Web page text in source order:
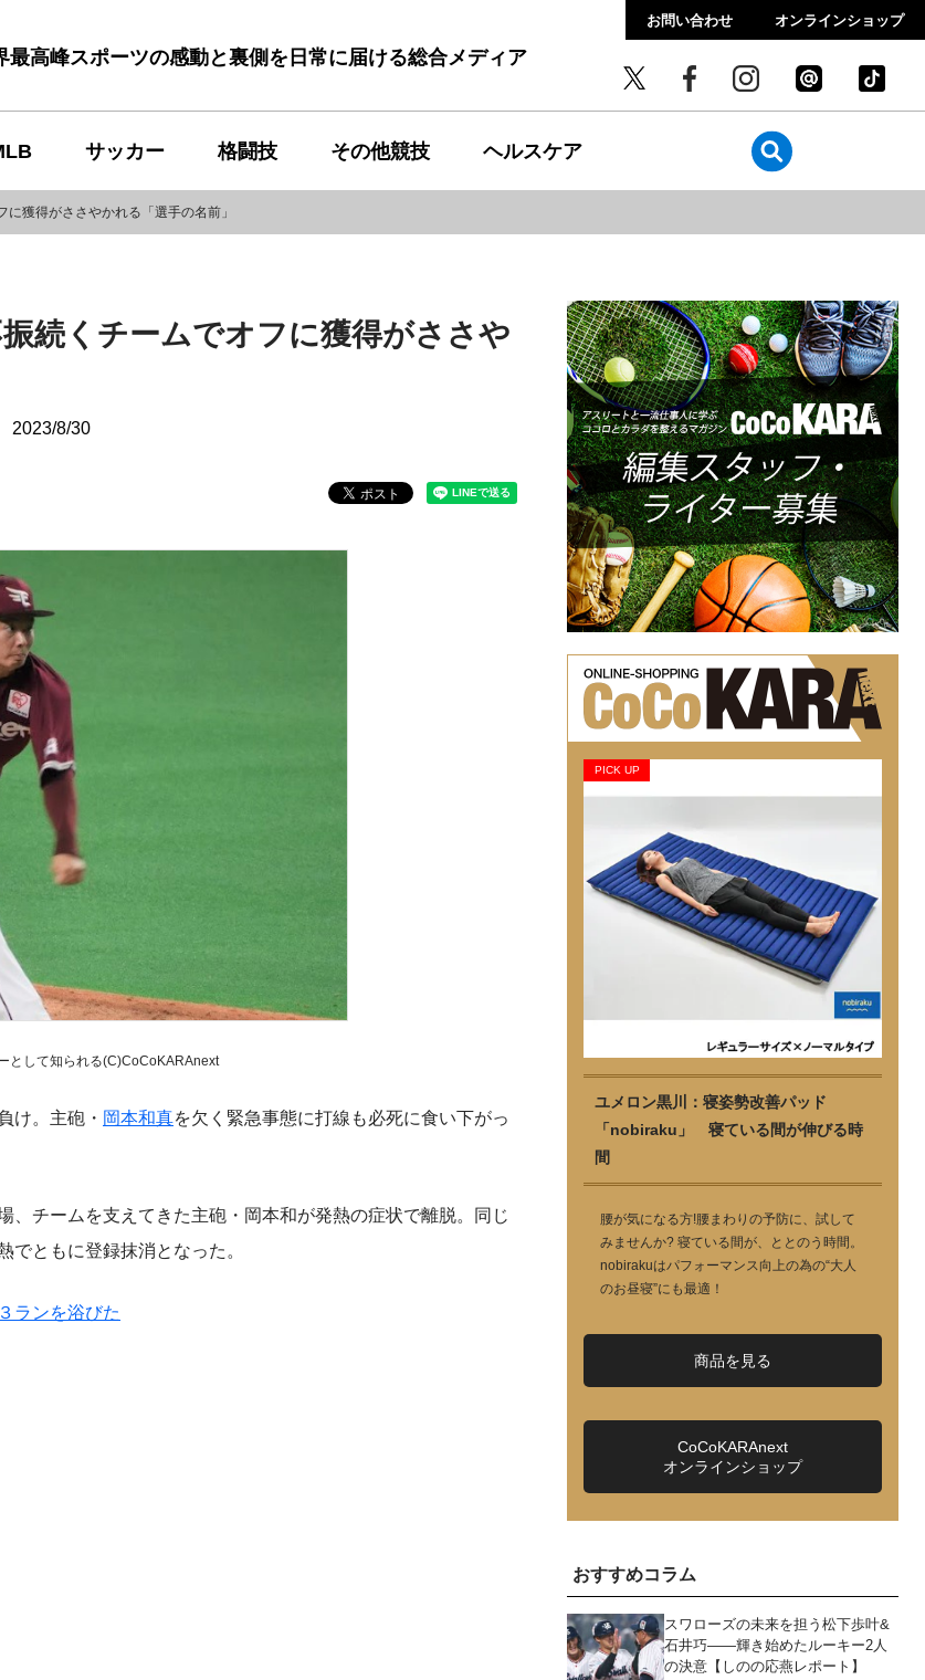
高峰スポーツの感動と裏側を日常に届ける総合メディア
お問い合わせ オンラインショップ
サッカー 格闘技 その他競技 ヘルスケア
獲得がささやかれる「選手の名前」
続くチームでオフに獲得がささや
2023/8/30
として知られる(C)CoCoKARAnext
け。主砲・ 岡本和真を欠く緊急事態に打線も必死に食い下がっ
チームを支えてきた主砲・岡本和が発熱の症状で離脱。同じ
でともに登録抹消となった。
ランを浴びた
PICK UP
ユメロン黒川：寝姿勢改善パッド
「nobiraku」 寝ている間が伸びる時
間
腰が気になる方!腰まわりの予防に、試して
みませんか? 寝ている間が、ととのう時間。
nobirakuはパフォーマンス向上の為の“大人
のお昼寝”にも最適！
商品を見る
CoCoKARAnext
オンラインショップ
おすすめコラム
スワローズの未来を担う松下歩叶&
石井巧――輝き始めたルーキー2人
の決意【しのの応燕レポート】